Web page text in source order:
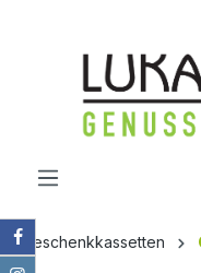
Geschenkkassetten